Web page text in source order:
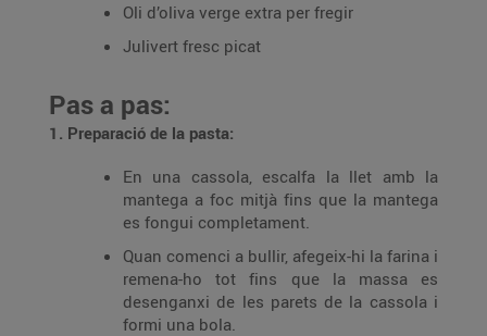
Oli d’oliva verge extra per fregir
Julivert fresc picat
Pas a pas:
1. Preparació de la pasta:
En una cassola, escalfa la llet amb la
mantega a foc mitjà fins que la mantega
es fongui completament.
Quan comenci a bullir, afegeix-hi la farina i
remena-ho tot fins que la massa es
desenganxi de les parets de la cassola i
formi una bola.